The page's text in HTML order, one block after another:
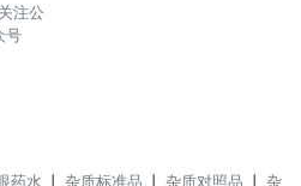
注公
号